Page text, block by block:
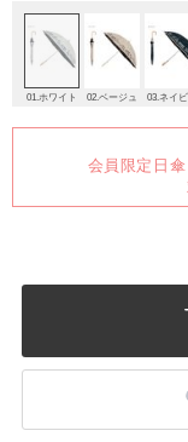
01.ホワイト 02.ベージュ 03.ネイ
会員限定日